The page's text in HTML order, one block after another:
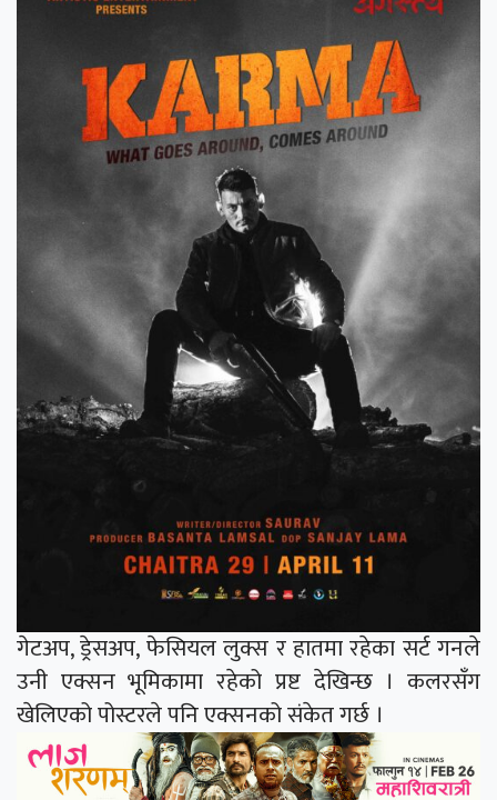
गेटअप, ड्रेसअप, फेसियल लुक्स र हातमा रहेका सर्ट गनले
उनी एक्सन भूमिकामा रहेको प्रष्ट देखिन्छ । कलरसँग
खेलिएको पोस्टरले पनि एक्सनको संकेत गर्छ ।